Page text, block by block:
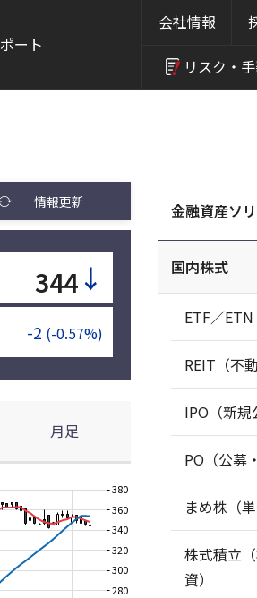
ート
会社情報
リスク・
情報更新
344 ↓
-2 (-0.57%)
月足
280
300
320
340
360
380
金融資産ソ
国内株式
ETF／ETN
REIT（不
IPO（新規
PO（公募
まめ株（
株式積立
資）